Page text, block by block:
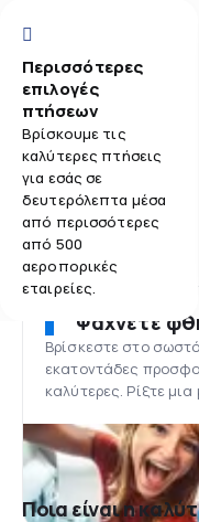
Περισσότερες
επιλογές
πτήσεων
Βρίσκουμε τις
καλύτερες πτήσεις
για εσάς σε
δευτερόλεπτα μέσα
από περισσότερες
από 500
αεροπορικές
εταιρείες.
Ψάχνετε
Βρίσκεστε στο
εκατοντάδες
καλύτερες. Ρίξτε μια
Ποια είναι η